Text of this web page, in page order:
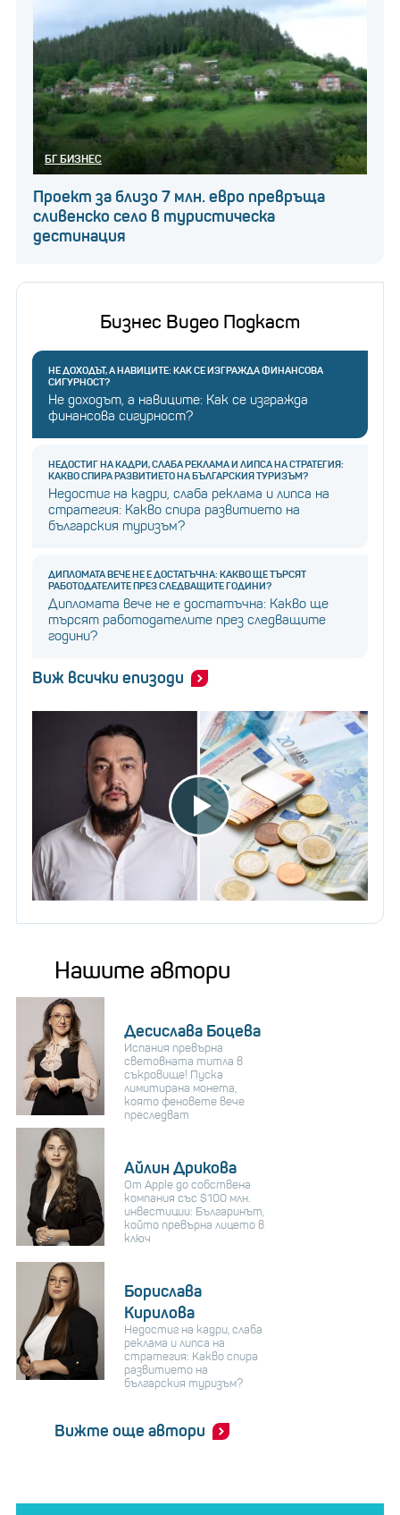
БГ БИЗНЕС
Проект за близо 7 млн. евро превръща
сливенско село в туристическа
дестинация
Бизнес Видео Подкаст
НЕ ДОХОДЪТ, А НАВИЦИТЕ: КАК СЕ ИЗГРАЖДА ФИНАНСОВА
СИГУРНОСТ?
Не доходът, а навиците: Как се изгражда
финансова сигурност?
НЕДОСТИГ НА КАДРИ, СЛАБА РЕКЛАМА И ЛИПСА НА СТРАТЕГИЯ:
КАКВО СПИРА РАЗВИТИЕТО НА БЪЛГАРСКИЯ ТУРИЗЪМ?
Недостиг на кадри, слаба реклама и липса на
стратегия: Какво спира развитието на
българския туризъм?
ДИПЛОМАТА ВЕЧЕ НЕ Е ДОСТАТЪЧНА: КАКВО ЩЕ ТЪРСЯТ
РАБОТОДАТЕЛИТЕ ПРЕЗ СЛЕДВАЩИТЕ ГОДИНИ?
Дипломата вече не е достатъчна: Какво ще
търсят работодателите през следващите
години?
Виж всички епизоди
Нашите автори
Десислава Боцева
Испания превърна
световната титла в
съкровище! Пуска
лимитирана монета,
която феновете вече
преследват
Айлин Дрикова
От Apple до собствена
компания със $100 млн.
инвестиции: Българинът,
който превърна лицето в
ключ
Борислава
Кирилова
Недостиг на кадри, слаба
реклама и липса на
стратегия: Какво спира
развитието на
българския туризъм?
Вижте още автори